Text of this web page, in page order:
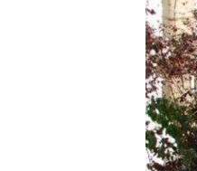
УКРАЇНСЬКА ПРОБЛЕМА КРИМУ